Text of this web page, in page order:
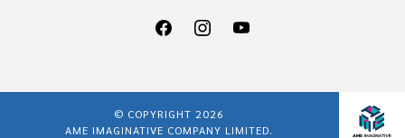
© COPYRIGHT 2026
AME IMAGINATIVE COMPANY LIMITED.